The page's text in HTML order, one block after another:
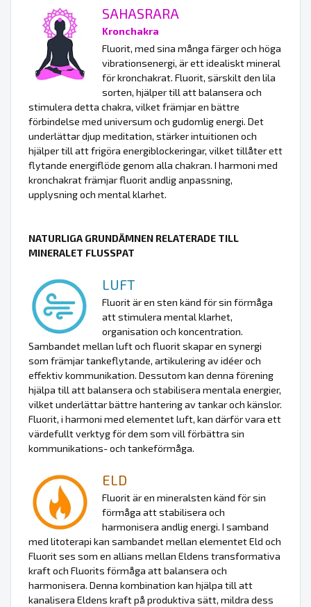
SAHASRARA
Kronchakra
Fluorit, med sina många färger och höga
vibrationsenergi, är ett idealiskt mineral
för kronchakrat. Fluorit, särskilt den lila
sorten, hjälper till att balansera och
stimulera detta chakra, vilket främjar en bättre
förbindelse med universum och gudomlig energi. Det
underlättar djup meditation, stärker intuitionen och
hjälper till att frigöra energiblockeringar, vilket tillåter ett
flytande energiflöde genom alla chakran. I harmoni med
kronchakrat främjar fluorit andlig anpassning,
upplysning och mental klarhet.
NATURLIGA GRUNDÄMNEN RELATERADE TILL
MINERALET FLUSSPAT
LUFT
Fluorit är en sten känd för sin förmåga
att stimulera mental klarhet,
organisation och koncentration.
Sambandet mellan luft och fluorit skapar en synergi
som främjar tankeflytande, artikulering av idéer och
effektiv kommunikation. Dessutom kan denna förening
hjälpa till att balansera och stabilisera mentala energier,
vilket underlättar bättre hantering av tankar och känslor.
Fluorit, i harmoni med elementet luft, kan därför vara ett
värdefullt verktyg för dem som vill förbättra sin
kommunikations- och tankeförmåga.
ELD
Fluorit är en mineralsten känd för sin
förmåga att stabilisera och
harmonisera andlig energi. I samband
med litoterapi kan sambandet mellan elementet Eld och
Fluorit ses som en allians mellan Eldens transformativa
kraft och Fluorits förmåga att balansera och
harmonisera. Denna kombination kan hjälpa till att
kanalisera Eldens kraft på produktiva sätt, mildra dess